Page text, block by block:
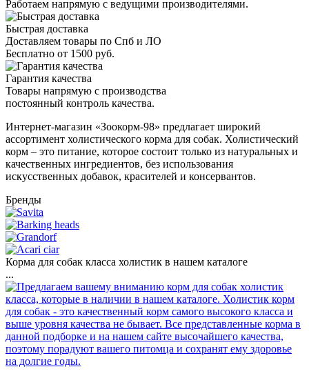
Работаем напрямую с ведущими производителями.
Быстрая доставка
Доставляем товары по Спб и ЛО
Бесплатно от 1500 руб.
Гарантия качества
Товары напрямую с производства
постоянный контроль качества.
Интернет-магазин «Зоокорм-98» предлагает широкий
ассортимент холистического корма для собак. Холистический
корм – это питание, которое состоит только из натуральных и
качественных ингредиентов, без использования
искусственных добавок, красителей и консервантов.
Бренды
Корма для собак класса холистик в нашем каталоге
...